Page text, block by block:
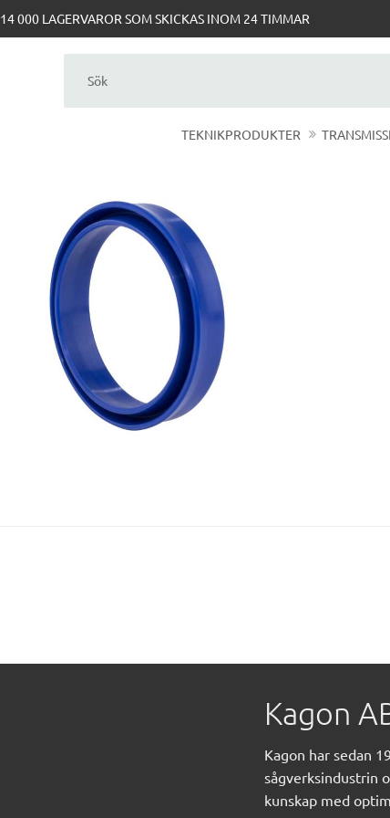
14 000 LAGERVAROR SOM SKICKAS INOM 24 TIMMAR
TEKNIKPRODUKTER
Kagon
Kagon har sedan
sågverksindustrin
kunskap med